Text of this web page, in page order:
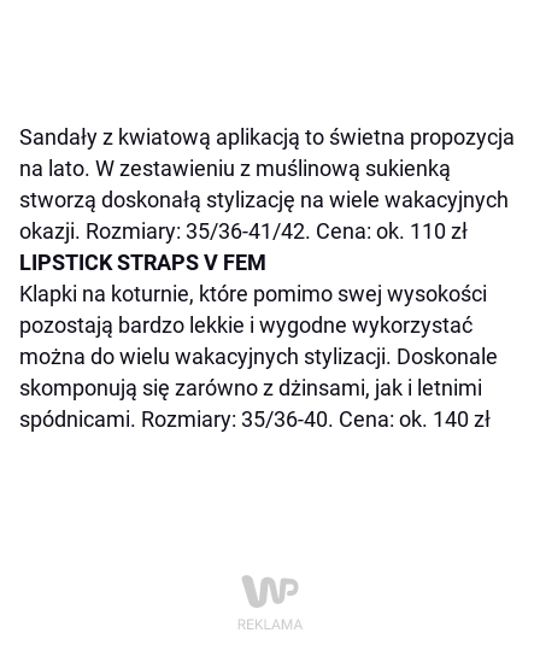
Sandały z kwiatową aplikacją to świetna propozycja
na lato. W zestawieniu z muślinową sukienką
stworzą doskonałą stylizację na wiele wakacyjnych
okazji. Rozmiary: 35/36-41/42. Cena: ok. 110 zł
LIPSTICK STRAPS V FEM
Klapki na koturnie, które pomimo swej wysokości
pozostają bardzo lekkie i wygodne wykorzystać
można do wielu wakacyjnych stylizacji. Doskonale
skomponują się zarówno z dżinsami, jak i letnimi
spódnicami. Rozmiary: 35/36-40. Cena: ok. 140 zł